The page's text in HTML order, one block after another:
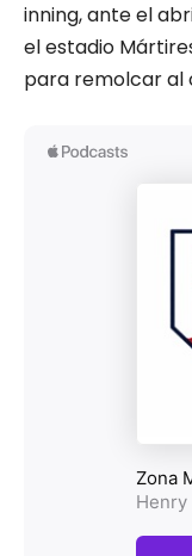
inning, ante el
el estadio
para remolcar al